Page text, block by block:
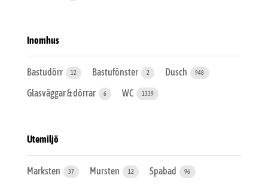
Inomhus
Bastudörr 12 Bastufönster 2 Dusch 948
Glasväggar & dörrar 6 WC 1339
Utemiljö
Marksten 37 Mursten 12 Spabad 96